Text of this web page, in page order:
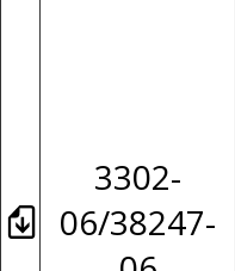
3302-
06/38247-